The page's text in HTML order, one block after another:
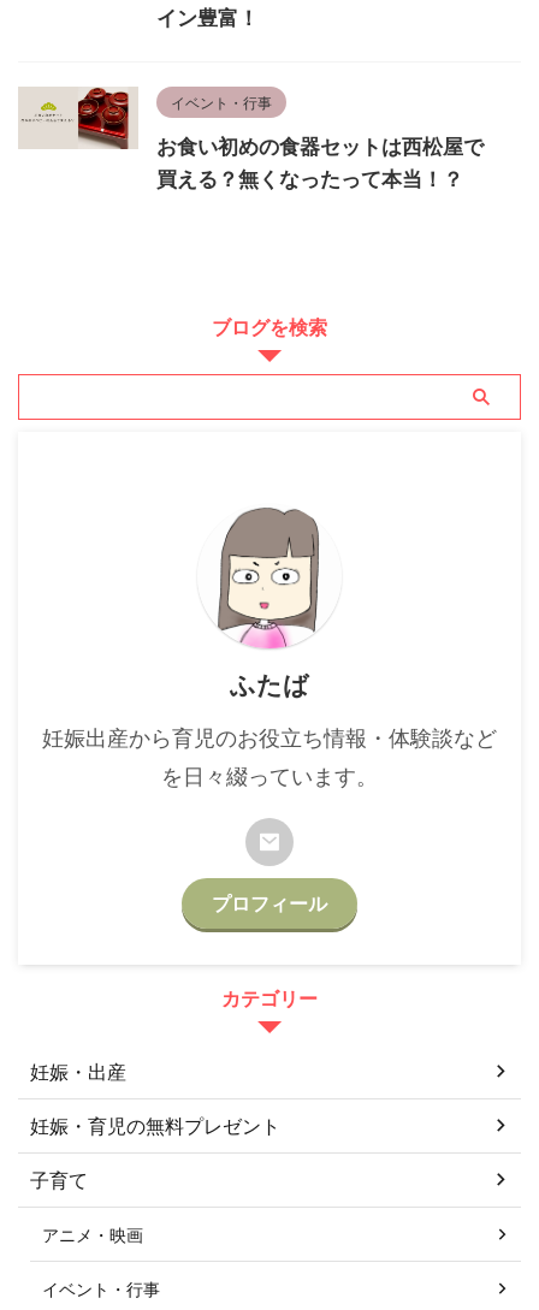
イン豊富！
イベント・行事
お食い初めの食器セットは西松屋で
買える？無くなったって本当！？
ブログを検索
ふたば
妊娠出産から育児のお役立ち情報・体験談など
を日々綴っています。
プロフィール
カテゴリー
妊娠・出産
妊娠・育児の無料プレゼント
子育て
アニメ・映画
イベント・行事